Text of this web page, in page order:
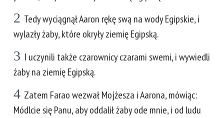
2 Tedy wyciągnął Aaron rękę swą na wody Egipskie, i
wylazły żaby, które okryły ziemię Egipską.
3 I uczynili także czarownicy czarami swemi, i wywiedli
żaby na ziemię Egipską.
4 Zatem Farao wezwał Mojżesza i Aarona, mówiąc:
Módlcie się Panu, aby oddalił żaby ode mnie, i od ludu